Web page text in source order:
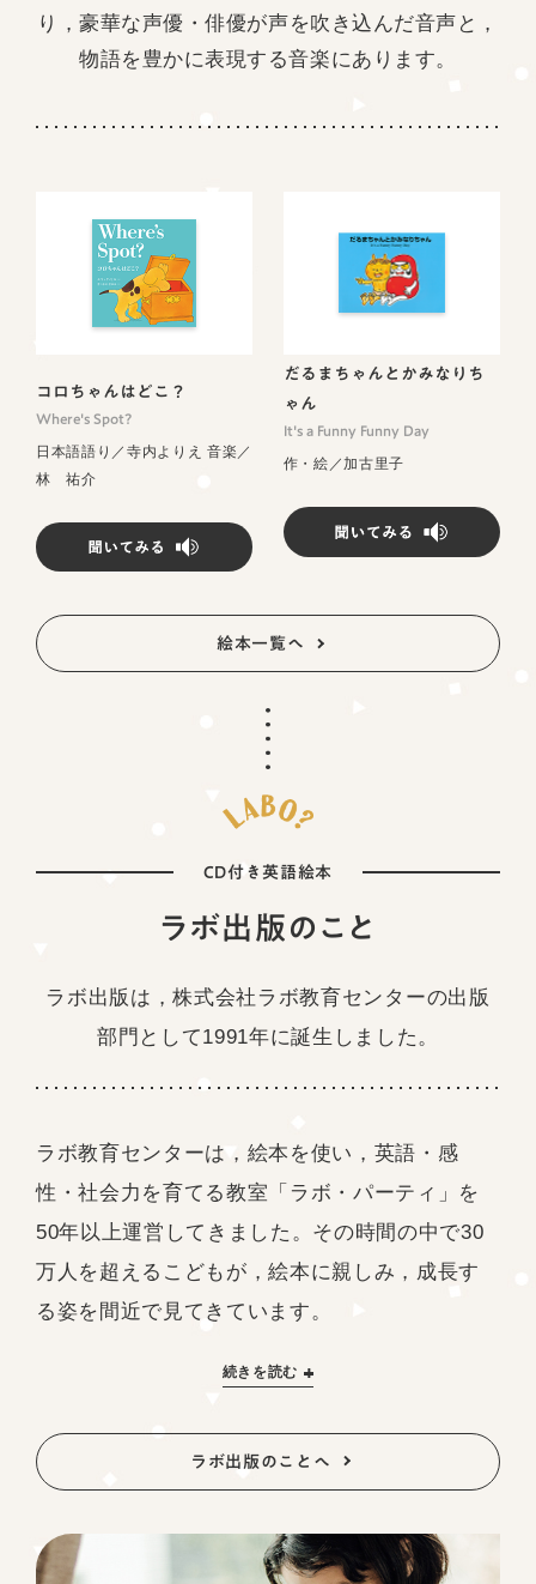
り，豪華な声優・俳優が声を吹き込んだ音声と，
物語を豊かに表現する音楽にあります。
コロちゃんはどこ？
Where's Spot?
日本語語り／寺内よりえ 音楽／
林 祐介
だるまちゃんとかみなりち
ゃん
It's a Funny Funny Day
作・絵／加古里子
絵本一覧へ
CD付き英語絵本
ラボ出版のこと
ラボ出版は，株式会社ラボ教育センターの出版
部門として1991年に誕生しました。
ラボ教育センターは，絵本を使い，英語・感
性・社会力を育てる教室「ラボ・パーティ」を
50年以上運営してきました。その時間の中で30
万人を超えるこどもが，絵本に親しみ，成長す
る姿を間近で見てきています。
続きを読む
ラボ出版のことへ